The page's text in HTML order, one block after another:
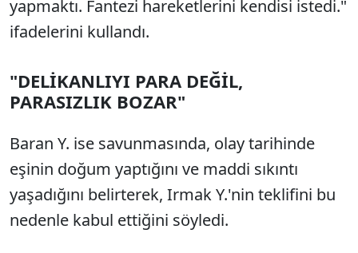
yapmaktı. Fantezi hareketlerini kendisi istedi."
ifadelerini kullandı.
"DELİKANLIYI PARA DEĞİL,
PARASIZLIK BOZAR"
Baran Y. ise savunmasında, olay tarihinde
eşinin doğum yaptığını ve maddi sıkıntı
yaşadığını belirterek, Irmak Y.'nin teklifini bu
nedenle kabul ettiğini söyledi.